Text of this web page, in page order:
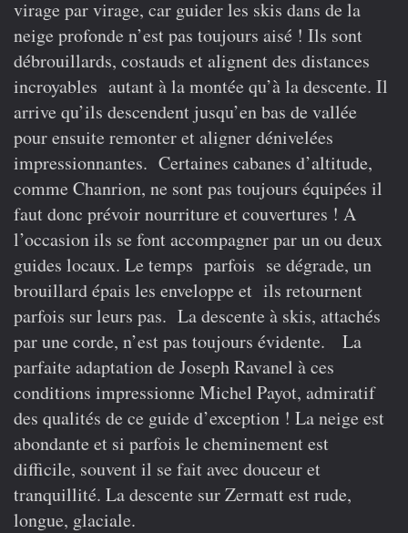
virage par virage, car guider les skis dans de la
neige profonde n’est pas toujours aisé ! Ils sont
débrouillards, costauds et alignent des distances
incroyables autant à la montée qu’à la descente. Il
arrive qu’ils descendent jusqu’en bas de vallée
pour ensuite remonter et aligner dénivelées
impressionnantes. Certaines cabanes d’altitude,
comme Chanrion, ne sont pas toujours équipées il
faut donc prévoir nourriture et couvertures ! A
l’occasion ils se font accompagner par un ou deux
guides locaux. Le temps parfois se dégrade, un
brouillard épais les enveloppe et ils retournent
parfois sur leurs pas. La descente à skis, attachés
par une corde, n’est pas toujours évidente. La
parfaite adaptation de Joseph Ravanel à ces
conditions impressionne Michel Payot, admiratif
des qualités de ce guide d’exception ! La neige est
abondante et si parfois le cheminement est
difficile, souvent il se fait avec douceur et
tranquillité. La descente sur Zermatt est rude,
longue, glaciale.